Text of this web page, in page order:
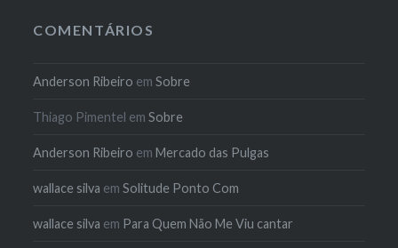
COMENTÁRIOS
Anderson Ribeiro emSobre
Thiago Pimentel emSobre
Anderson Ribeiro emMercado das Pulgas
wallace silva emSolitude Ponto Com
wallace silva em Para Quem Não Me Viu cantar